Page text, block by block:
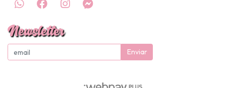
Newsletter
Enviar